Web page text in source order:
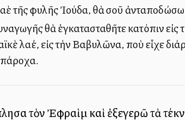
τῆς φυλῆς Ἰούδα, θὰ σοῦ
θὰ ἐγκατασταθῆτε κατόπιν
λαέ, εἰς τὴν Βαβυλῶνα, ποὺ εἶχε
τὸν Ἐφραὶμ καὶ ἐξεγερῶ τὰ